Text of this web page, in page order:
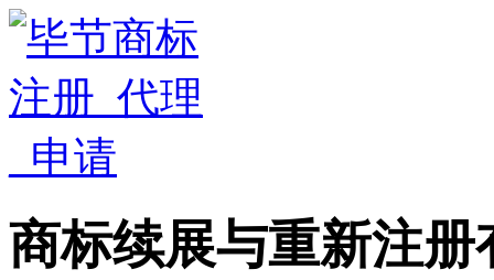
商标续展与重新注册